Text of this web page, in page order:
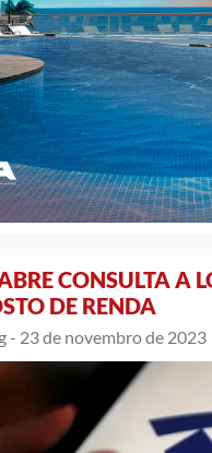
CONSULTA A
DE RENDA
- 23 de novembro de 2023